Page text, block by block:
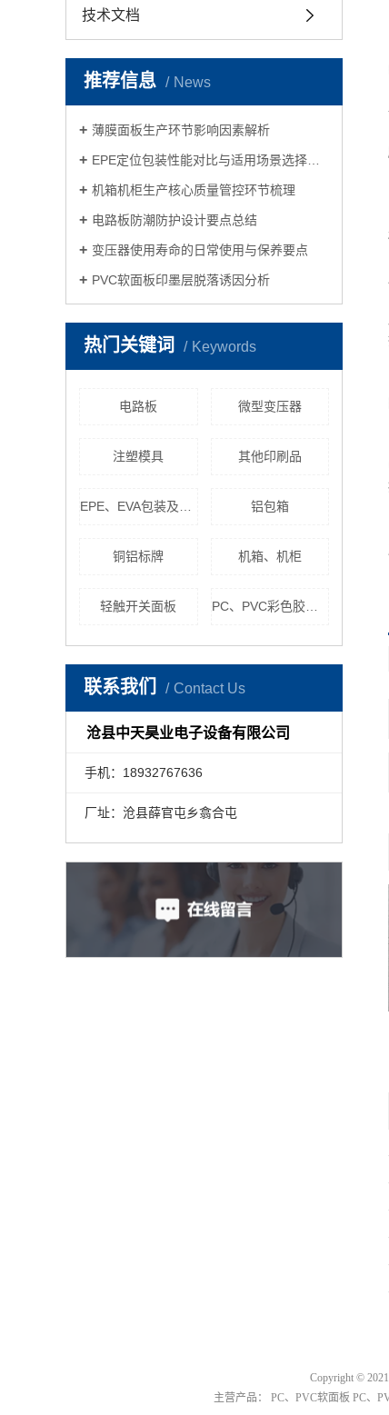
技术文档
推荐信息 News
薄膜面板生产环节影响因素解析
EPE定位包装性能对比与适用场景选择指南
机箱机柜生产核心质量管控环节梳理
电路板防潮防护设计要点总结
变压器使用寿命的日常使用与保养要点
PVC软面板印墨层脱落诱因分析
热门关键词 Keywords
电路板 微型变压器
注塑模具 其他印刷品
铝包箱
铜铝标牌 机箱、机柜
轻触开关面板 PC、PVC彩色胶印面板
联系我们 Contact Us
沧县中天昊业电子设备有限公司
手机：18932767636
厂址：沧县薛官屯乡翕合屯
Copyright ©
主营产品： PC、PVC软面板 PC、